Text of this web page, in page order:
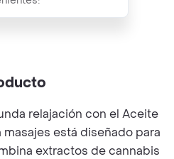
relajación con el Aceite
masajes está diseñado para
extractos de cannabis